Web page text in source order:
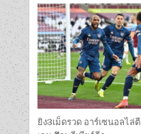
ยิง3เม็ดรวด อาร์เซนอลไล่